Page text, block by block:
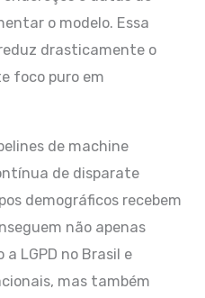
o modelo. Essa
drasticamente o
foco puro em
de machine
de disparate
demográficos recebem
não apenas
LGPD no Brasil e
mas também